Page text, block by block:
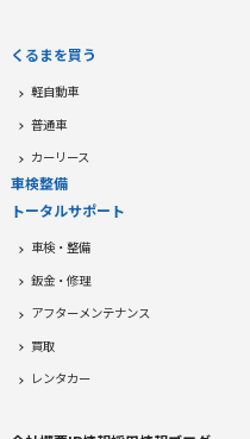
くるまを買う
軽自動車
普通車
カーリース
車検整備
トータルサポート
車検・整備
鈑金・修理
アフターメンテナンス
買取
レンタカー